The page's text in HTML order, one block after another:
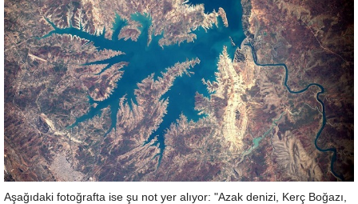
Aşağıdaki fotoğrafta ise şu not yer alıyor: "Azak denizi, Kerç Boğazı,